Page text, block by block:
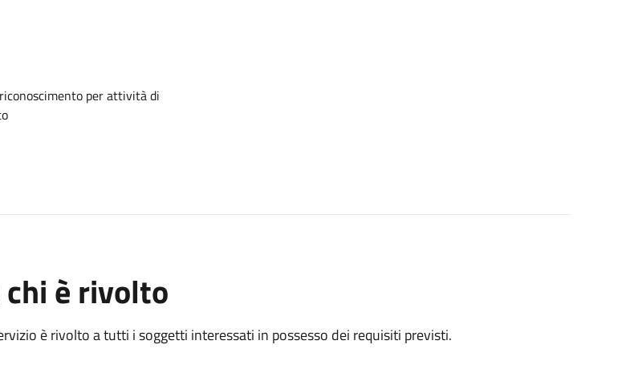
per attività di
chi è rivolto
è rivolto a tutti i soggetti interessati in possesso dei requisiti previsti.